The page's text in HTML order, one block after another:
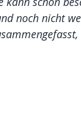
noch nicht